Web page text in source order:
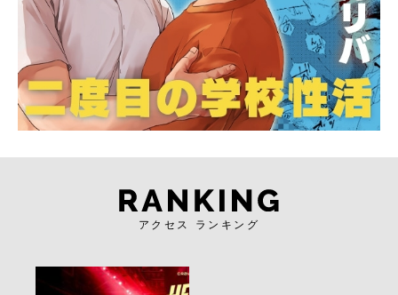
アクセス ランキング